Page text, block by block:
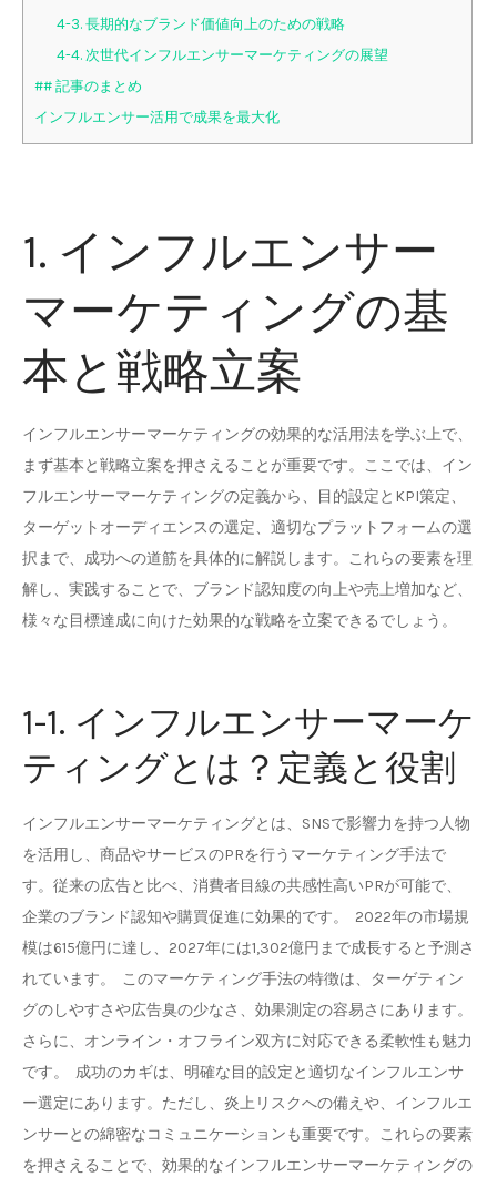
4-3. 長期的なブランド価値向上のための戦略
4-4. 次世代インフルエンサーマーケティングの展望
## 記事のまとめ
インフルエンサー活用で成果を最大化
1. インフルエンサー
マーケティングの基
本と戦略立案
インフルエンサーマーケティングの効果的な活用法を学ぶ上で、
まず基本と戦略立案を押さえることが重要です。ここでは、イン
フルエンサーマーケティングの定義から、目的設定とKPI策定、
ターゲットオーディエンスの選定、適切なプラットフォームの選
択まで、成功への道筋を具体的に解説します。これらの要素を理
解し、実践することで、ブランド認知度の向上や売上増加など、
様々な目標達成に向けた効果的な戦略を立案できるでしょう。
1-1. インフルエンサーマーケ
ティングとは？定義と役割
インフルエンサーマーケティングとは、SNSで影響力を持つ人物
を活用し、商品やサービスのPRを行うマーケティング手法で
す。従来の広告と比べ、消費者目線の共感性高いPRが可能で、
企業のブランド認知や購買促進に効果的です。 2022年の市場規
模は615億円に達し、2027年には1,302億円まで成長すると予測さ
れています。 このマーケティング手法の特徴は、ターゲティン
グのしやすさや広告臭の少なさ、効果測定の容易さにあります。
さらに、オンライン・オフライン双方に対応できる柔軟性も魅力
です。 成功のカギは、明確な目的設定と適切なインフルエンサ
ー選定にあります。ただし、炎上リスクへの備えや、インフルエ
ンサーとの綿密なコミュニケーションも重要です。これらの要素
を押さえることで、効果的なインフルエンサーマーケティングの